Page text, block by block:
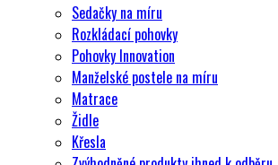
Sedačky na míru
Rozkládací pohovky
Pohovky Innovation
Manželské postele na míru
Matrace
Židle
Křesla